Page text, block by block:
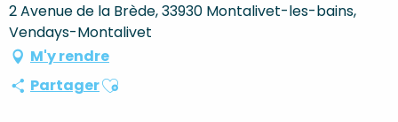
2 Avenue de la Brède, 33930 Montalivet-les-bains,
Vendays-Montalivet
M'y rendre
PartagerAjouter aux favoris